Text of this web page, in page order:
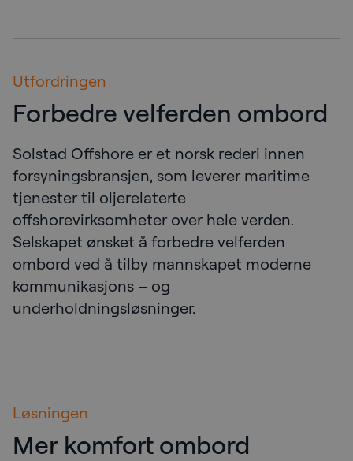
Utfordringen
Forbedre velferden ombord
Solstad Offshore er et norsk rederi innen
forsyningsbransjen, som leverer maritime
tjenester til oljerelaterte
offshorevirksomheter over hele verden.
Selskapet ønsket å forbedre velferden
ombord ved å tilby mannskapet moderne
kommunikasjons – og
underholdningsløsninger.
Løsningen
Mer komfort ombord